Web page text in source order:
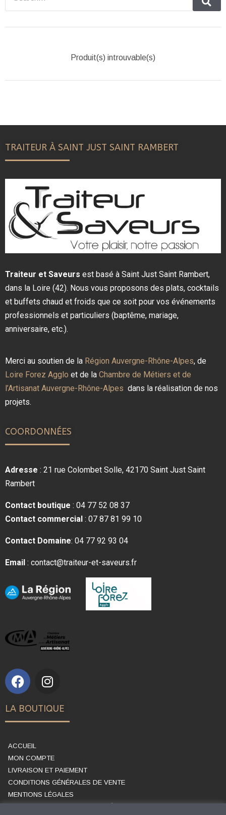
Produit(s) introuvable(s)
TRAITEUR À SAINT JUST SAINT RAMBERT
Traiteur et Saveurs est basé à Saint Just Saint Rambert,
dans la Loire (42). Nous vous proposons des plats, cocktails
et buffets chaud et froids que ce soit pour vos événements
professionnels et particuliers (baptême, mariage,
anniversaire, etc.).
Merci au soutien de la Région Auvergne-Rhône-Alpes, de
Loire Forez Agglo et de la Chambre de Métiers et de
l’Artisanat Auvergne-Rhône-Alpes dans la réalisation de nos
projets.
COORDONNÉES
Adresse : 21 rue Colombet Solle, 42170 Saint Just Saint
Rambert
Contact boutique : 04 77 52 08 37
Contact commercial : 07 87 81 99 10
Contact Domaine: 04 77 92 93 04
Email : contact@traiteur-et-saveurs.fr
LA BOUTIQUE
ACCUEIL
MON COMPTE
LIVRAISON ET PAIEMENT
CONDITIONS GÉNÉRALES DE VENTE
MENTIONS LÉGALES